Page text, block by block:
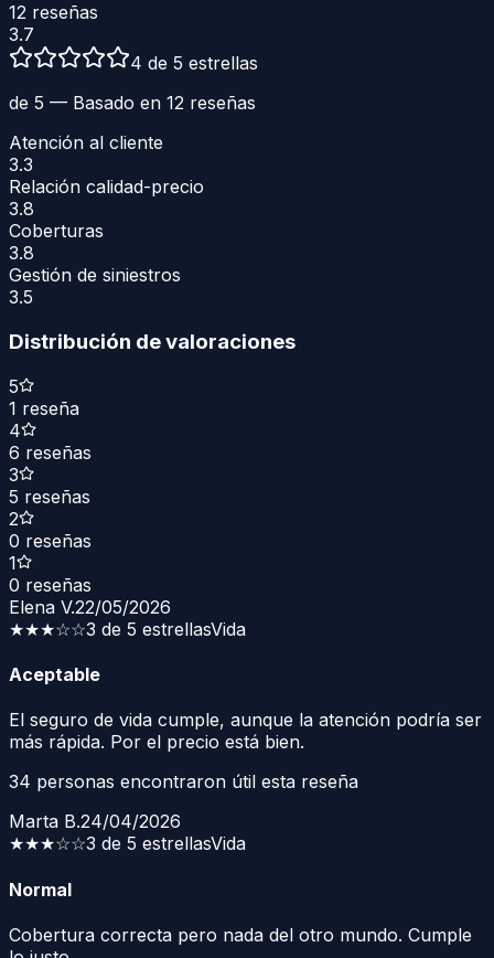
12 reseñas
3.7
4 de 5 estrellas
de 5 — Basado en 12 reseñas
Atención al cliente
3.3
Relación calidad-precio
3.8
Coberturas
3.8
Gestión de siniestros
3.5
Distribución de valoraciones
5
1 reseña
4
6 reseñas
3
5 reseñas
2
0 reseñas
1
0 reseñas
Elena V.22/05/2026
★★★☆☆3 de 5 estrellasVida
Aceptable
El seguro de vida cumple, aunque la atención podría ser
más rápida. Por el precio está bien.
34 personas encontraron útil esta reseña
Marta B.24/04/2026
★★★☆☆3 de 5 estrellasVida
Normal
Cobertura correcta pero nada del otro mundo. Cumple